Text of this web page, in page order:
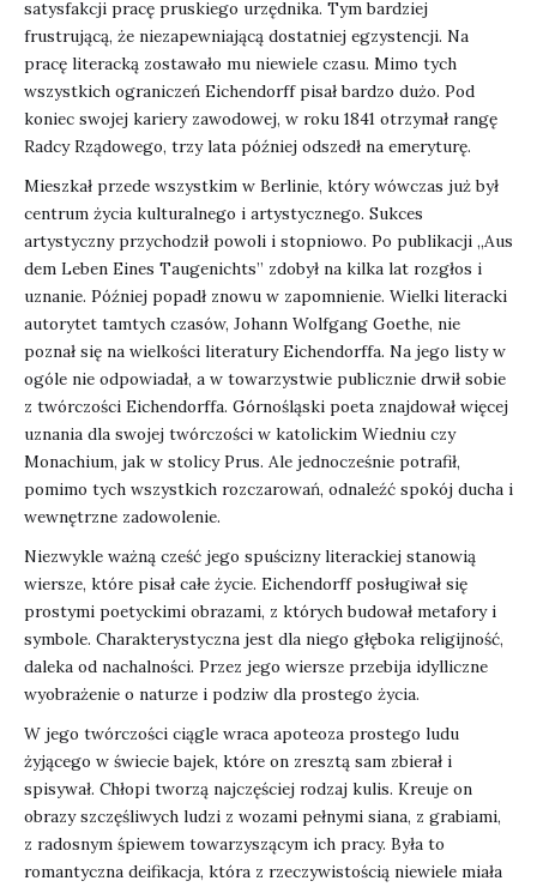
satysfakcji pracę pruskiego urzędnika. Tym bardziej
frustrującą, że niezapewniającą dostatniej egzystencji. Na
pracę literacką zostawało mu niewiele czasu. Mimo tych
wszystkich ograniczeń Eichendorff pisał bardzo dużo. Pod
koniec swojej kariery zawodowej, w roku 1841 otrzymał rangę
Radcy Rządowego, trzy lata później odszedł na emeryturę.
Mieszkał przede wszystkim w Berlinie, który wówczas już był
centrum życia kulturalnego i artystycznego. Sukces
artystyczny przychodził powoli i stopniowo. Po publikacji „Aus
dem Leben Eines Taugenichts” zdobył na kilka lat rozgłos i
uznanie. Później popadł znowu w zapomnienie. Wielki literacki
autorytet tamtych czasów, Johann Wolfgang Goethe, nie
poznał się na wielkości literatury Eichendorffa. Na jego listy w
ogóle nie odpowiadał, a w towarzystwie publicznie drwił sobie
z twórczości Eichendorffa. Górnośląski poeta znajdował więcej
uznania dla swojej twórczości w katolickim Wiedniu czy
Monachium, jak w stolicy Prus. Ale jednocześnie potrafił,
pomimo tych wszystkich rozczarowań, odnaleźć spokój ducha i
wewnętrzne zadowolenie.
Niezwykle ważną cześć jego spuścizny literackiej stanowią
wiersze, które pisał całe życie. Eichendorff posługiwał się
prostymi poetyckimi obrazami, z których budował metafory i
symbole. Charakterystyczna jest dla niego głęboka religijność,
daleka od nachalności. Przez jego wiersze przebija idylliczne
wyobrażenie o naturze i podziw dla prostego życia.
W jego twórczości ciągle wraca apoteoza prostego ludu
żyjącego w świecie bajek, które on zresztą sam zbierał i
spisywał. Chłopi tworzą najczęściej rodzaj kulis. Kreuje on
obrazy szczęśliwych ludzi z wozami pełnymi siana, z grabiami,
z radosnym śpiewem towarzyszącym ich pracy. Była to
romantyczna deifikacja, która z rzeczywistością niewiele miała